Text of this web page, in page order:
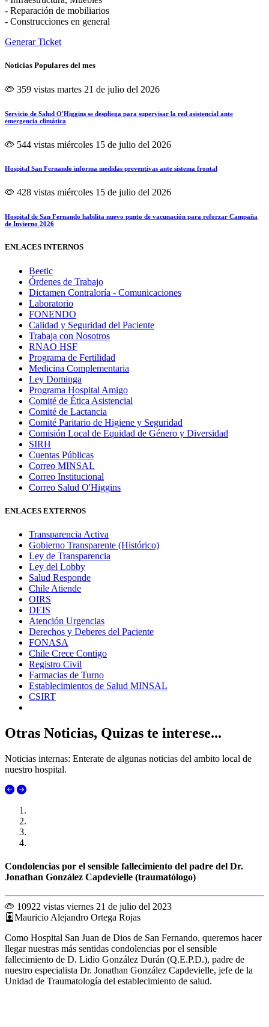
- Reparación de mobiliarios
- Construcciones en general
Generar Ticket
Noticias Populares del mes
359 vistas martes 21 de julio del 2026
Servicio de Salud O'Higgins se despliega para supervisar la red asistencial ante
emergencia climática
544 vistas miércoles 15 de julio del 2026
Hospital San Fernando informa medidas preventivas ante sistema frontal
428 vistas miércoles 15 de julio del 2026
Hospital de San Fernando habilita nuevo punto de vacunación para reforzar Campaña
de Invierno 2026
ENLACES INTERNOS
Beetic
Órdenes de Trabajo
Dictamen Contraloría - Comunicaciones
Laboratorio
FONENDO
Calidad y Seguridad del Paciente
Trabaja con Nosotros
RNAO HSF
Programa de Fertilidad
Medicina Complementaria
Ley Dominga
Programa Hospital Amigo
Comité de Ética Asistencial
Comité de Lactancia
Comité Paritario de Higiene y Seguridad
Comisión Local de Equidad de Género y Diversidad
SIRH
Cuentas Públicas
Correo MINSAL
Correo Institucional
Correo Salud O'Higgins
ENLACES EXTERNOS
Transparencia Activa
Gobierno Transparente (Histórico)
Ley de Transparencia
Ley del Lobby
Salud Responde
Chile Atiende
OIRS
DEIS
Atención Urgencias
Derechos y Deberes del Paciente
FONASA
Chile Crece Contigo
Registro Civil
Farmacias de Turno
Establecimientos de Salud MINSAL
CSIRT
Otras Noticias, Quizas te interese...
Noticias internas: Enterate de algunas noticias del ambito local de
nuestro hospital.
Condolencias por el sensible fallecimiento del padre del Dr.
Jonathan González Capdevielle (traumatólogo)
10922 vistas viernes 21 de julio del 2023
Mauricio Alejandro Ortega Rojas
Como Hospital San Juan de Dios de San Fernando, queremos hacer
llegar nuestras más sentidas condolencias por el sensible
fallecimiento de D. Lidio González Durán (Q.E.P.D.), padre de
nuestro especialista Dr. Jonathan González Capdevielle, jefe de la
Unidad de Traumatología del establecimiento de salud.